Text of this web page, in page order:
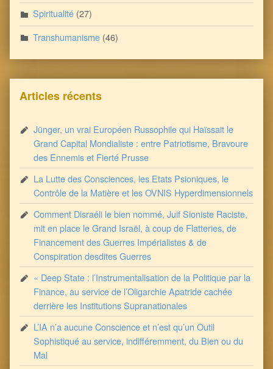
Spiritualité (27)
Transhumanisme (46)
Articles récents
Jünger, un vrai Européen Russophile qui Haïssait le
Grand Capital Mondialiste : entre Patriotisme, Bravoure
des Ennemis et Fierté Prusse
La Lutte des Consciences, les Etats Psioniques, le
Contrôle de la Matière et les OVNIS Hyperdimensionnels
Comment Disraéli le bien nommé, Juif Sioniste Raciste,
mit en place le Grand Israël, à coup de Flatteries, de
Financement des Guerres Impérialistes & de
Conspiration desdites Guerres
« Deep State : l’Instrumentalisation de la Politique par la
Finance, au service de l’Oligarchie Apatride cachée
derrière les Institutions Supranationales
L’IA n’a aucune Conscience et n’est qu’un Outil
Sophistiqué au service, indifféremment, du Bien ou du
Mal